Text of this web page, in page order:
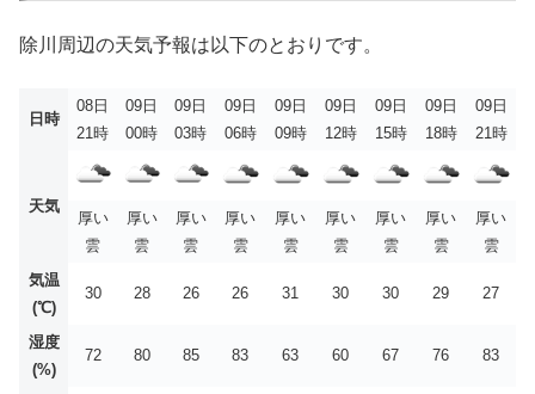
除川周辺の天気予報は以下のとおりです。
日時
08日
21時
09日
00時
09日
03時
09日
06時
09日
09時
09日
12時
09日
15時
09日
18時
09日
21時
天気
厚い
雲
厚い
雲
厚い
雲
厚い
雲
厚い
雲
厚い
雲
厚い
雲
厚い
雲
厚い
雲
気温
(℃)
30 28 26 26 31 30 30 29 27
湿度
(%)
72 80 85 83 63 60 67 76 83